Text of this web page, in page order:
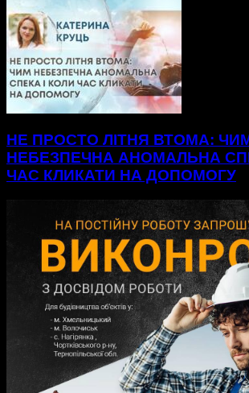
НЕ ПРОСТО ЛІТНЯ ВТОМА:
НЕБЕЗПЕЧНА АНОМАЛЬНА
ЧАС КЛИКАТИ НА ДОПОМОГУ